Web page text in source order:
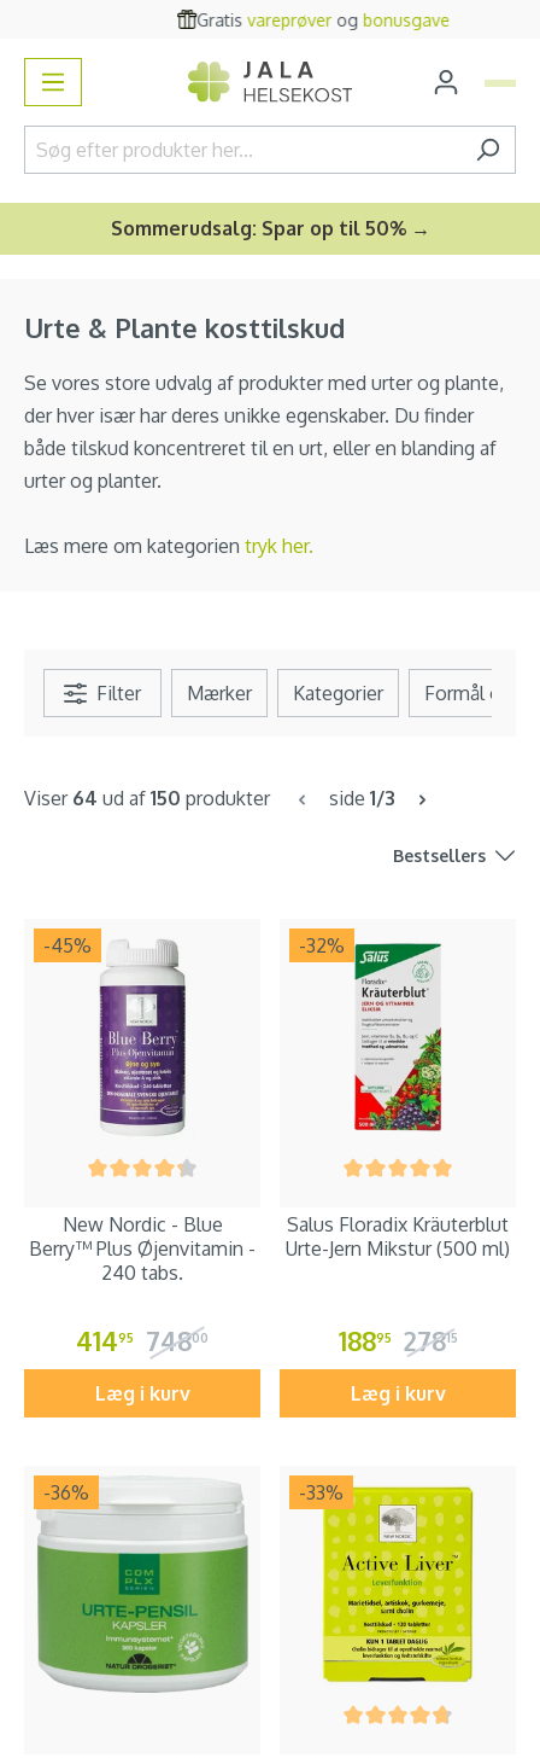
Gratisvareprøverogbonusgave
Sommerudsalg: Spar op til 50% →
Urte & Plante kosttilskud
Se vores store udvalg af produkter med urter og plante,
der hver især har deres unikke egenskaber. Du finder
både tilskud koncentreret til en urt, eller en blanding af
urter og planter.
Læs mere om kategorien tryk her.
Filter Mærker Kategorier Formål og
Viser 64 ud af 150 produkter side 1/3
Bestsellers
-45%
New Nordic - Blue
Berry™ Plus Øjenvitamin -
240 tabs.
41495 74800
Læg i kurv
-32%
Salus Floradix Kräuterblut
Urte-Jern Mikstur (500 ml)
18895 27815
Læg i kurv
-36% -33%